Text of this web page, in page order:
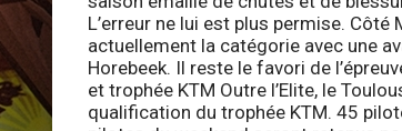
L’erreur ne lui est plus permise.
actuellement la catégorie avec une
Horebeek. Il reste le favori de
et trophée KTM Outre l’Elite, le
qualification du trophée KTM. 45